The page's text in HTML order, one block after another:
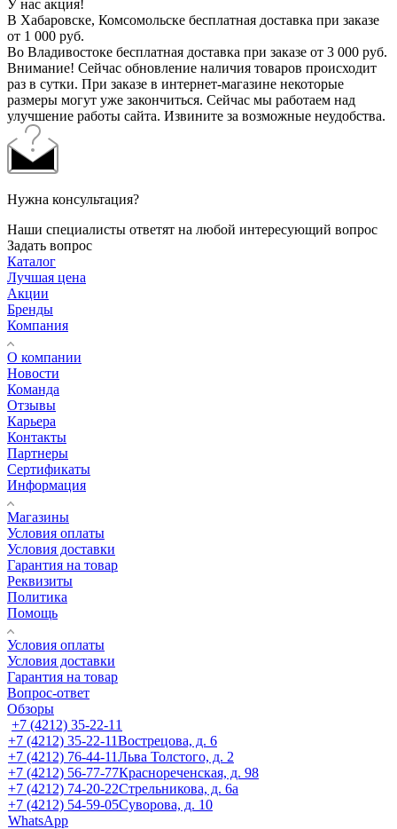
У нас акция!
В Хабаровске, Комсомольске бесплатная доставка при заказе
от 1 000 руб.
Во Владивостоке бесплатная доставка при заказе от 3 000 руб.
Внимание! Сейчас обновление наличия товаров происходит
раз в сутки. При заказе в интернет-магазине некоторые
размеры могут уже закончиться. Сейчас мы работаем над
улучшение работы сайта. Извините за возможные неудобства.
Нужна консультация?
Наши специалисты ответят на любой интересующий вопрос
Задать вопрос
Каталог
Лучшая цена
Акции
Бренды
Компания
О компании
Новости
Команда
Отзывы
Карьера
Контакты
Партнеры
Сертификаты
Информация
Магазины
Условия оплаты
Условия доставки
Гарантия на товар
Реквизиты
Политика
Помощь
Условия оплаты
Условия доставки
Гарантия на товар
Вопрос-ответ
Обзоры
+7 (4212) 35-22-11
+7 (4212) 35-22-11Вострецова, д. 6
+7 (4212) 76-44-11Льва Толстого, д. 2
+7 (4212) 56-77-77Краснореченская, д. 98
+7 (4212) 74-20-22Стрельникова, д. 6а
+7 (4212) 54-59-05Суворова, д. 10
WhatsApp